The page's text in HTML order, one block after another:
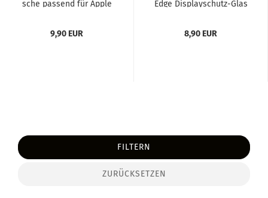
sche pas­send für Apple
9,90 EUR
Edge Displayschutz-​​Glas
8,90 EUR
FILTERN
ZURÜCKSETZEN